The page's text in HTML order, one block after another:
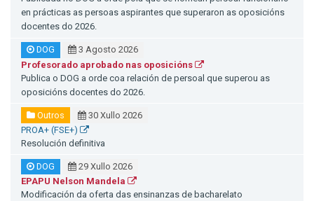
en prácticas as persoas aspirantes que superaron as oposicións
docentes do 2026.
DOG
3 Agosto 2026
Profesorado aprobado nas oposicións
Publica o DOG a orde coa relación de persoal que superou as
oposicións docentes do 2026.
Outros
30 Xullo 2026
PROA+ (FSE+)
Resolución definitiva
DOG
29 Xullo 2026
EPAPU Nelson Mandela
Modificación da oferta das ensinanzas de bacharelato